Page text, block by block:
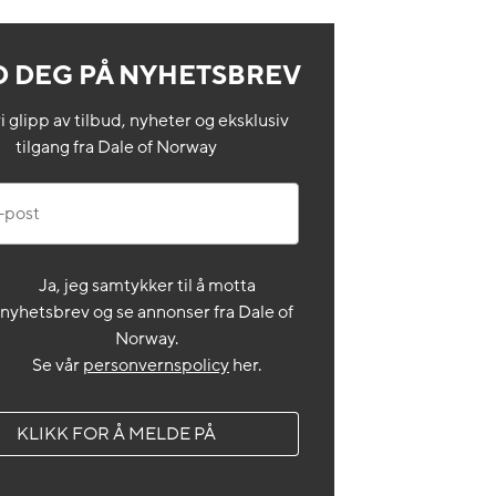
DEG PÅ NYHETSBREV
glipp av tilbud, nyheter og eksklusiv
tilgang fra Dale of Norway
Ja, jeg samtykker til å motta
nyhetsbrev og se annonser fra Dale of
Norway.
Se vårpersonvernspolicyher.
KLIKK FOR Å MELDE PÅ